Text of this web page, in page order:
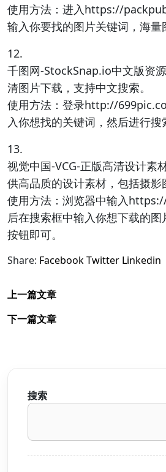
使用方法：进入https://
输入你要找的图片关键词，海量
12.
千图网-StockSnap.io中文版资
清图片下载，支持中文搜索。
使用方法：登录http://
入你想找的关键词，然后进行搜
13.
视觉中国-VCG-正版高清设计素
供高品质的设计素材，包括摄影
使用方法：浏览器中输入
后在搜索框中输入你想下载的
按钮即可。
Share: FacebookTwitter Linkedin
上一篇文章
下一篇文章
搜索